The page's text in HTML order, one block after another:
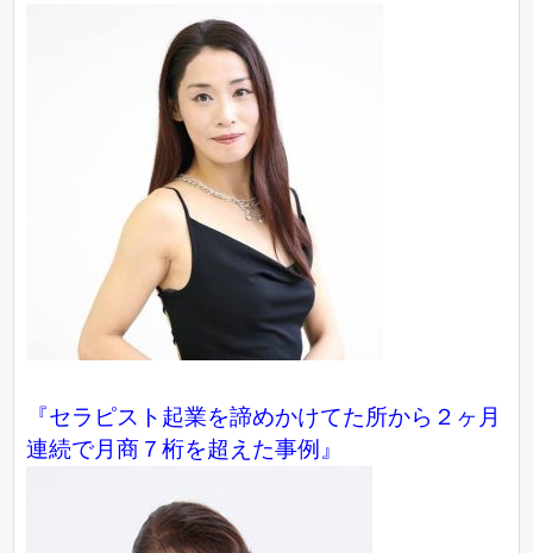
『セラピスト起業を諦めかけてた所から２ヶ月
連続で月商７桁を超えた事例』